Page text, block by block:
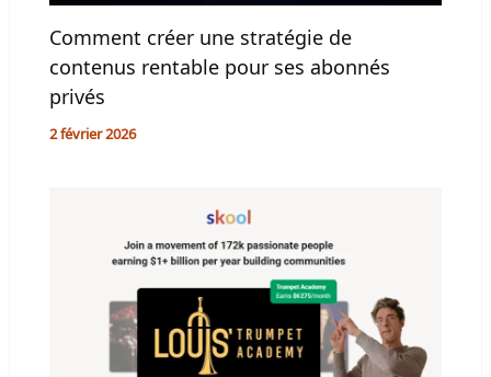
Comment créer une stratégie de
contenus rentable pour ses abonnés
privés
2 février 2026